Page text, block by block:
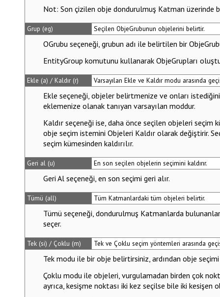
Not: Son çizilen obje dondurulmuş Katman üzerinde
Grup (eg) Seçilen ObjeGrubunun objelerini belirtir.
OGrubuseçeneği, grubun adı ile belirtilen bir
EntityGroup komutunu kullanarak ObjeGrupları
Ekle (a) / Kaldır (r) Varsayılan Ekle ve Kaldır modu arasında
Ekle seçeneği, objeler belirtmenize ve onları
eklemenize olanak tanıyan varsayılan moddur.
Kaldırseçeneği ise, daha önce seçilen objeleri seçim
obje seçim istemini Objeleri Kaldırolarak değiştirir.
seçim kümesinden kaldırılır.
Geri al (u) En son seçilen objelerin seçimini kaldırır.
Geri Alseçeneği, en son seçimi geri alır.
Tümü (all) Tüm Katmanlardaki tüm objeleri belirtir.
Tümüseçeneği, dondurulmuş Katmanlarda
seçer.
Tek (si) / Çoklu (m) Tek ve Çoklu seçim yöntemleri arasında
Tekmodu ile bir obje belirtirsiniz, ardından obje
Çoklumodu ile objeleri, vurgulamadan birden çok
ayrıca, kesişme noktası iki kez seçilse bile iki kesişen